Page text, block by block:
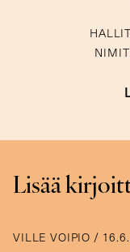
Lisää
VILLE VOIPIO /